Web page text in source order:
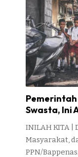
Pemerintah
Swasta, Ini
INILAH KITA |
Masyarakat,
PPN/